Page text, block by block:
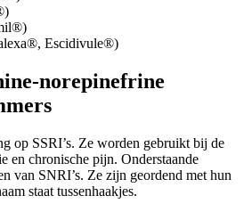
Escidivule®)
norepinefrine
op SSRI’s. Ze worden gebruikt bij de
en chronische pijn. Onderstaande
van SNRI’s. Ze zijn geordend met hun
staat tussenhaakjes.